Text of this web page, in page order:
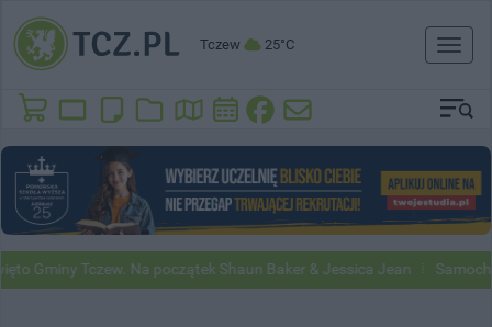
Tczew 25°C
Toggle
Tczew. Na początek Shaun Baker & Jessica Jean Samochody